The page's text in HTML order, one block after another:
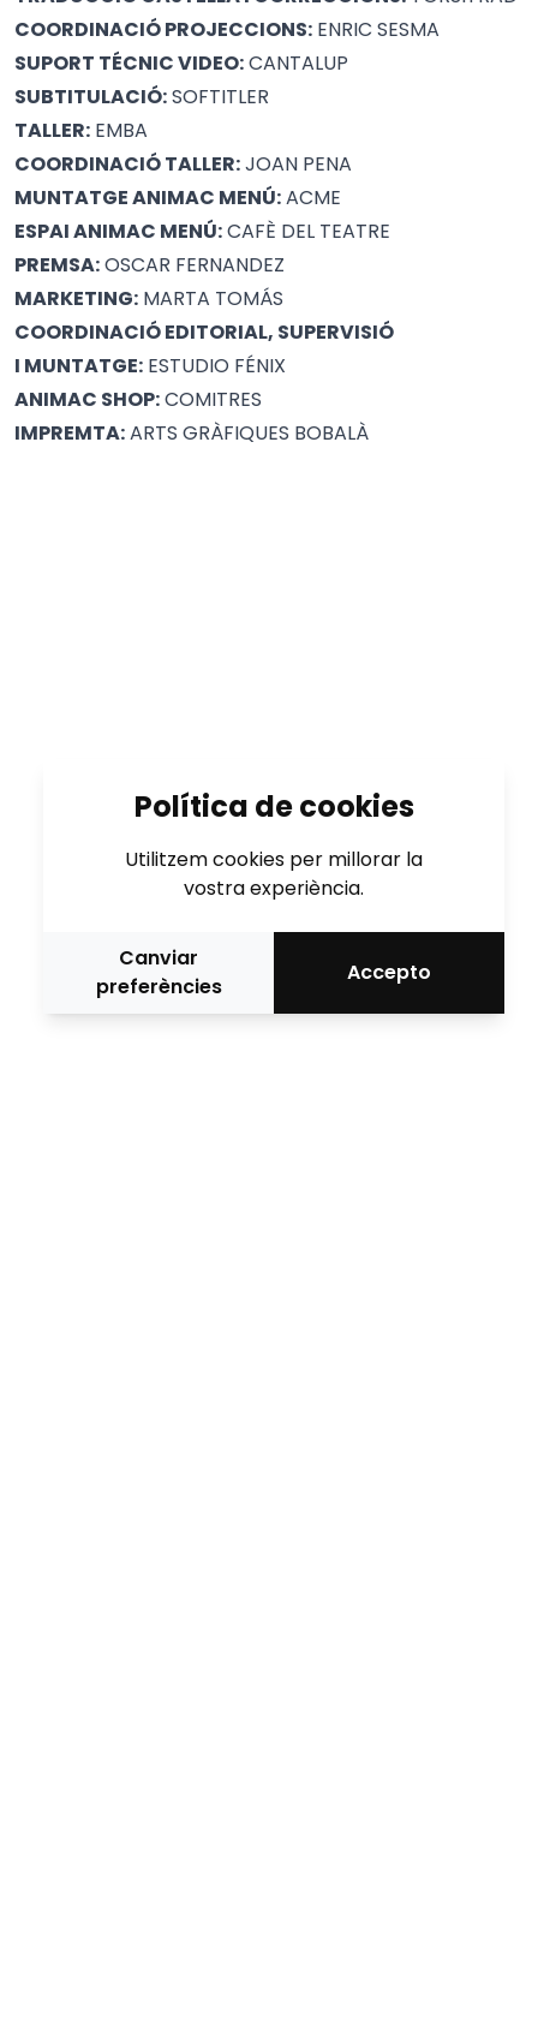
COORDINACIÓ PROJECCIONS: ENRIC SESMA
SUPORT TÉCNIC VIDEO:CANTALUP
SUBTITULACIÓ:SOFTITLER
TALLER: EMBA
COORDINACIÓ TALLER:JOAN PENA
MUNTATGE ANIMAC MENÚ:ACME
ESPAI ANIMAC MENÚ:CAFÈ DEL TEATRE
PREMSA:OSCAR FERNANDEZ
MARKETING: MARTA TOMÁS
COORDINACIÓ EDITORIAL, SUPERVISIÓ
I MUNTATGE: ESTUDIO FÉNIX
ANIMAC SHOP:COMITRES
IMPREMTA:ARTS GRÀFIQUES BOBALÀ
Política de cookies
Utilitzem cookies per millorar la
vostra experiència.
Canviar
preferències
Accepto